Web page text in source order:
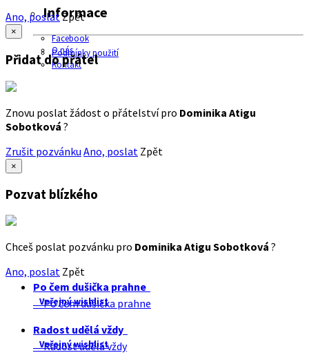
Informace
Facebook
O nás
Podmínky použití
Kontakt
Ano, poslatZpět
×
Přidat do přátel
Znovu poslat žádost o přátelství pro Dominika Atigu
Sobotková ?
Zrušit pozvánku Ano, poslat Zpět
×
Pozvat blízkého
Chceš poslat pozvánku pro Dominika Atigu Sobotková ?
Ano, poslat Zpět
Po čem dušička prahne
Veřejný wishlist
Po čem dušička prahne
Radost udělá vždy
Veřejný wishlist
Radost udělá vždy